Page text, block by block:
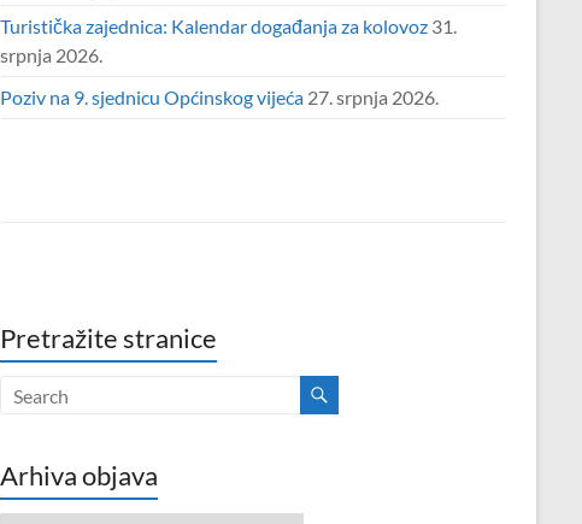
Turistička zajednica: Kalendar događanja za kolovoz 31.
srpnja 2026.
Poziv na 9. sjednicu Općinskog vijeća 27. srpnja 2026.
Pretražite stranice
Arhiva objava